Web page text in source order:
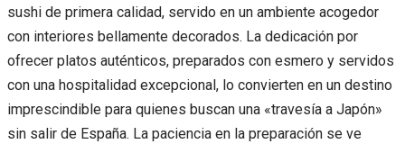
sushi de primera calidad, servido en un ambiente acogedor
con interiores bellamente decorados. La dedicación por
ofrecer platos auténticos, preparados con esmero y servidos
con una hospitalidad excepcional, lo convierten en un destino
imprescindible para quienes buscan una «travesía a Japón»
sin salir de España. La paciencia en la preparación se ve